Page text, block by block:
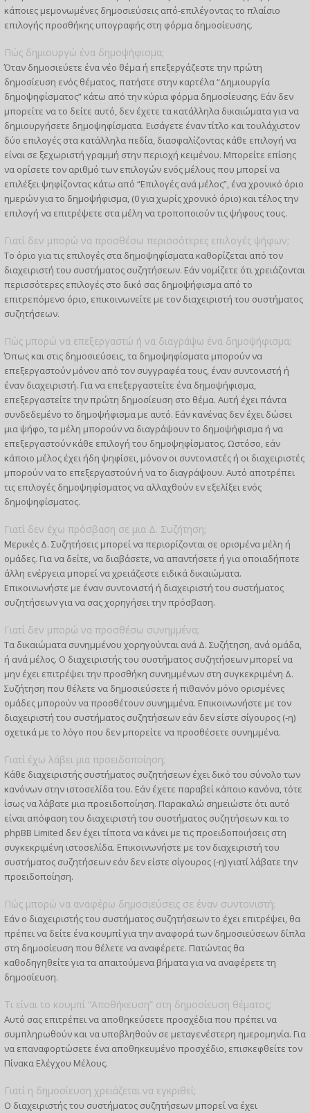
κάποιες μεμονωμένες δημοσιεύσεις από-επιλέγοντας το πλαίσιο
επιλογής προσθήκης υπογραφής στη φόρμα δημοσίευσης.
Πώς δημιουργώ ένα δημοψήφισμα;
Όταν δημοσιεύετε ένα νέο θέμα ή επεξεργάζεστε την πρώτη
δημοσίευση ενός θέματος, πατήστε στην καρτέλα “Δημιουργία
δημοψηφίσματος” κάτω από την κύρια φόρμα δημοσίευσης. Εάν δεν
μπορείτε να το δείτε αυτό, δεν έχετε τα κατάλληλα δικαιώματα για να
δημιουργήσετε δημοψηφίσματα. Εισάγετε έναν τίτλο και τουλάχιστον
δύο επιλογές στα κατάλληλα πεδία, διασφαλίζοντας κάθε επιλογή να
είναι σε ξεχωριστή γραμμή στην περιοχή κειμένου. Μπορείτε επίσης
να ορίσετε τον αριθμό των επιλογών ενός μέλους που μπορεί να
επιλέξει ψηφίζοντας κάτω από “Επιλογές ανά μέλος”, ένα χρονικό όριο
ημερών για το δημοψήφισμα, (0 για χωρίς χρονικό όριο) και τέλος την
επιλογή να επιτρέψετε στα μέλη να τροποποιούν τις ψήφους τους.
Γιατί δεν μπορώ να προσθέσω περισσότερες επιλογές ψήφων;
Το όριο για τις επιλογές στα δημοψηφίσματα καθορίζεται από τον
διαχειριστή του συστήματος συζητήσεων. Εάν νομίζετε ότι χρειάζονται
περισσότερες επιλογές στο δικό σας δημοψήφισμα από το
επιτρεπόμενο όριο, επικοινωνείτε με τον διαχειριστή του συστήματος
συζητήσεων.
Πώς μπορώ να επεξεργαστώ ή να διαγράψω ένα δημοψήφισμα;
Όπως και στις δημοσιεύσεις, τα δημοψηφίσματα μπορούν να
επεξεργαστούν μόνον από τον συγγραφέα τους, έναν συντονιστή ή
έναν διαχειριστή. Για να επεξεργαστείτε ένα δημοψήφισμα,
επεξεργαστείτε την πρώτη δημοσίευση στο θέμα. Αυτή έχει πάντα
συνδεδεμένο το δημοψήφισμα με αυτό. Εάν κανένας δεν έχει δώσει
μια ψήφο, τα μέλη μπορούν να διαγράψουν το δημοψήφισμα ή να
επεξεργαστούν κάθε επιλογή του δημοψηφίσματος. Ωστόσο, εάν
κάποιο μέλος έχει ήδη ψηφίσει, μόνον οι συντονιστές ή οι διαχειριστές
μπορούν να το επεξεργαστούν ή να το διαγράψουν. Αυτό αποτρέπει
τις επιλογές δημοψηφίσματος να αλλαχθούν εν εξελίξει ενός
δημοψηφίσματος.
Γιατί δεν έχω πρόσβαση σε μια Δ. Συζήτηση;
Μερικές Δ. Συζητήσεις μπορεί να περιορίζονται σε ορισμένα μέλη ή
ομάδες. Για να δείτε, να διαβάσετε, να απαντήσετε ή για οποιαδήποτε
άλλη ενέργεια μπορεί να χρειάζεστε ειδικά δικαιώματα.
Επικοινωνήστε με έναν συντονιστή ή διαχειριστή του συστήματος
συζητήσεων για να σας χορηγήσει την πρόσβαση.
Γιατί δεν μπορώ να προσθέσω συνημμένα;
Τα δικαιώματα συνημμένου χορηγούνται ανά Δ. Συζήτηση, ανά ομάδα,
ή ανά μέλος. Ο διαχειριστής του συστήματος συζητήσεων μπορεί να
μην έχει επιτρέψει την προσθήκη συνημμένων στη συγκεκριμένη Δ.
Συζήτηση που θέλετε να δημοσιεύσετε ή πιθανόν μόνο ορισμένες
ομάδες μπορούν να προσθέτουν συνημμένα. Επικοινωνήστε με τον
διαχειριστή του συστήματος συζητήσεων εάν δεν είστε σίγουρος (-η)
σχετικά με το λόγο που δεν μπορείτε να προσθέσετε συνημμένα.
Γιατί έχω λάβει μια προειδοποίηση;
Κάθε διαχειριστής συστήματος συζητήσεων έχει δικό του σύνολο των
κανόνων στην ιστοσελίδα του. Εάν έχετε παραβεί κάποιο κανόνα, τότε
ίσως να λάβατε μια προειδοποίηση. Παρακαλώ σημειώστε ότι αυτό
είναι απόφαση του διαχειριστή του συστήματος συζητήσεων και το
phpBB Limited δεν έχει τίποτα να κάνει με τις προειδοποιήσεις στη
συγκεκριμένη ιστοσελίδα. Επικοινωνήστε με τον διαχειριστή του
συστήματος συζητήσεων εάν δεν είστε σίγουρος (-η) γιατί λάβατε την
προειδοποίηση.
Πώς μπορώ να αναφέρω δημοσιεύσεις σε έναν συντονιστή;
Εάν ο διαχειριστής του συστήματος συζητήσεων το έχει επιτρέψει, θα
πρέπει να δείτε ένα κουμπί για την αναφορά των δημοσιεύσεων δίπλα
στη δημοσίευση που θέλετε να αναφέρετε. Πατώντας θα
καθοδηγηθείτε για τα απαιτούμενα βήματα για να αναφέρετε τη
δημοσίευση.
Τι είναι το κουμπί “Αποθήκευση” στη δημοσίευση θέματος;
Αυτό σας επιτρέπει να αποθηκεύσετε προσχέδια που πρέπει να
συμπληρωθούν και να υποβληθούν σε μεταγενέστερη ημερομηνία. Για
να επαναφορτώσετε ένα αποθηκευμένο προσχέδιο, επισκεφθείτε τον
Πίνακα Ελέγχου Μέλους.
Γιατί η δημοσίευση χρειάζεται να εγκριθεί;
Ο διαχειριστής του συστήματος συζητήσεων μπορεί να έχει